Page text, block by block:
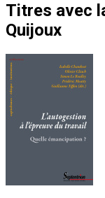
Titres avec
Quijoux